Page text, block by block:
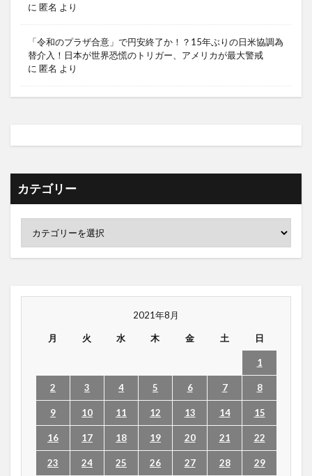
に 匿名 より
「令和のプラザ合意」で円安終了か！？15年ぶりの日米協調為
替介入！日本が世界恐慌のトリガー、アメリカが最大警戒
に 匿名 より
カテゴリー
2021年8月
月 火 水 木 金 土 日
1
2 3 4 5 6 7 8
9 10 11 12 13 14 15
16 17 18 19 20 21 22
23 24 25 26 27 28 29